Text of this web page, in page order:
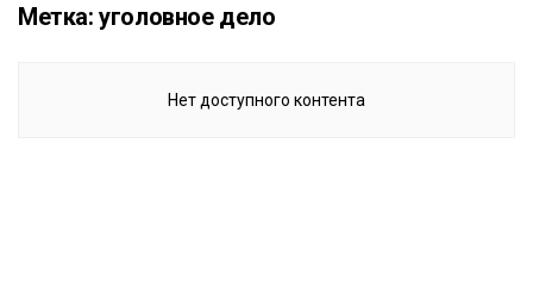
Метка:уголовное дело
Нет доступного контента